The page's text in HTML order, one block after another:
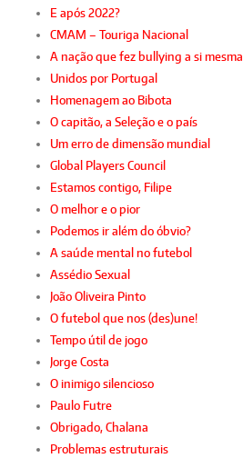
E após 2022?
CMAM – Touriga Nacional
A nação que fez bullying a si mesma
Unidos por Portugal
Homenagem ao Bibota
O capitão, a Seleção e o país
Um erro de dimensão mundial
Global Players Council
Estamos contigo, Filipe
O melhor e o pior
Podemos ir além do óbvio?
A saúde mental no futebol
Assédio Sexual
João Oliveira Pinto
O futebol que nos (des)une!
Tempo útil de jogo
Jorge Costa
O inimigo silencioso
Paulo Futre
Obrigado, Chalana
Problemas estruturais